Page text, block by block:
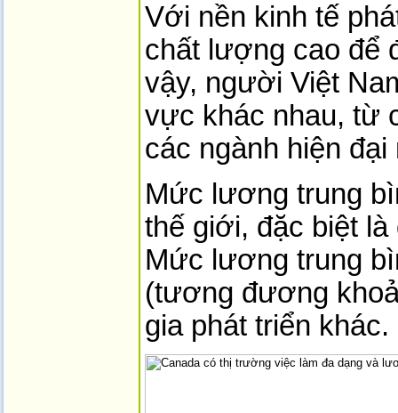
Với nền kinh tế
chất lượng cao để
vậy, người Việt
vực khác nhau, từ
các ngành hiện
Mức lương trung
thế giới, đặc biệt
Mức lương trung
(tương đương
gia phát triển khác.